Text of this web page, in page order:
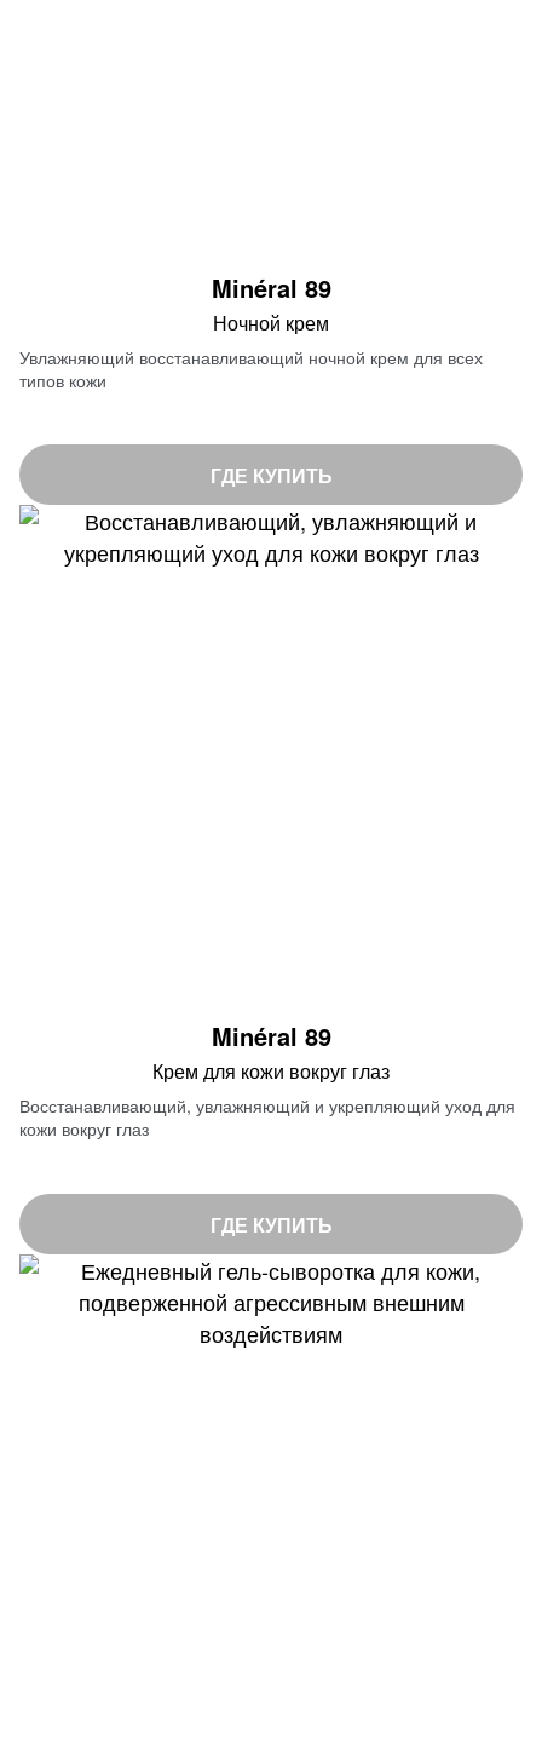
Minéral 89
Ночной крем
Увлажняющий восстанавливающий ночной крем для всех
типов кожи
ГДЕ КУПИТЬ
Minéral 89
Крем для кожи вокруг глаз
Восстанавливающий, увлажняющий и укрепляющий уход для
кожи вокруг глаз
ГДЕ КУПИТЬ